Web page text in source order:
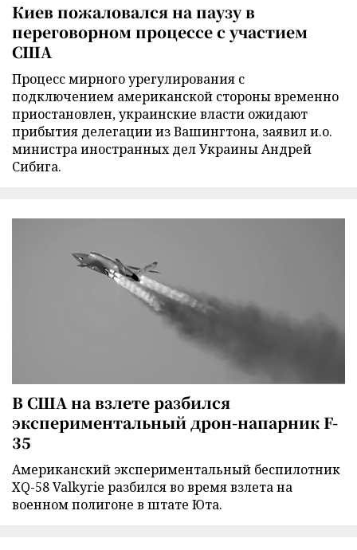
Киев пожаловался на паузу в
переговорном процессе с участием
США
Процесс мирного урегулирования с
подключением американской стороны временно
приостановлен, украинские власти ожидают
прибытия делегации из Вашингтона, заявил и.о.
министра иностранных дел Украины Андрей
Сибига.
В США на взлете разбился
экспериментальный дрон-напарник F-
35
Американский экспериментальный беспилотник
XQ-58 Valkyrie разбился во время взлета на
военном полигоне в штате Юта.